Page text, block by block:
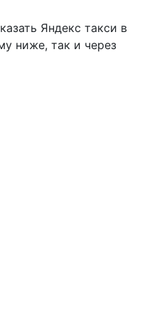
Яндекс такси в
ниже, так и через